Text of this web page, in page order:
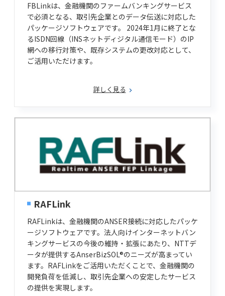
FBLinkは、金融機関のファームバンキングサービス
で必須となる、取引先企業とのデータ伝送に対応した
パッケージソフトウェアです。 2024年1月に終了とな
るISDN回線（INSネットディジタル通信モード）のIP
網への移行対策や、既存システムの更改対応として、
ご活用いただけます。
詳しく見る
RAFLink
RAFLinkは、金融機関のANSER接続に対応したパッケ
ージソフトウェアです。法人向けインターネットバン
キングサービスの今後の維持・拡張にあたり、NTTデ
ータが提供するAnserBizSOL®のニーズが高まってい
ます。RAFLinkをご活用いただくことで、金融機関の
開発負荷を低減し、取引先企業への安定したサービス
の提供を実現します。